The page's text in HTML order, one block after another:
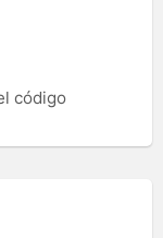
código